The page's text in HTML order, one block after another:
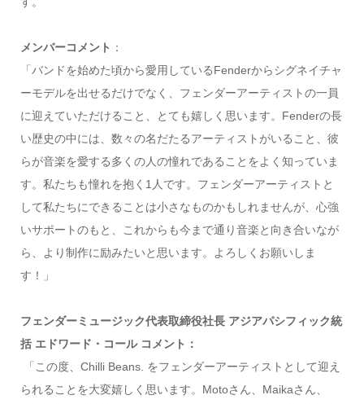
メンバーコメント ：
「バンドを始めた頃から愛用しているFenderからシグネイチャ
ーモデルを出せるだけでなく、フェンダーアーティストの一員
に迎えていただけること、とても嬉しく思います。Fenderの長
い歴史の中には、数々の名だたるアーティストがいること、彼
らが音楽を愛する多くの人の憧れであることをよく知っていま
す。私たちも憧れを抱く1人です。フェンダーアーティストと
して私たちにできることは小さなものかもしれませんが、心強
いサポートのもと、これからも今まで通り音楽と向き合いなが
ら、より制作に励みたいと思います。よろしくお願いしま
す！」
フェンダーミュージック代表取締役社長 アジアパシフィック統
括 エドワード・コール コメント：
「この度、Chilli Beans. をフェンダーアーティストとして迎え
られることを大変嬉しく思います。Motoさん、Maikaさん、